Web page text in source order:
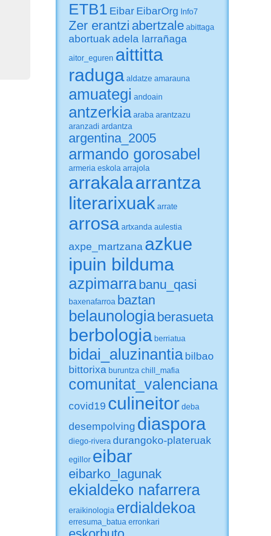
ETB1 Eibar EibarOrg Info7
Zer erantzi abertzale abittaga
abortuak adela larrañaga
aitor_eguren aittitta
raduga aldatze amarauna
amuategi andoain
antzerkia araba arantzazu
aranzadi ardantza
argentina_2005
armando gorosabel
armeria eskola arrajola
arrakalaarrantza
literarixuak arrate
arrosa artxanda aulestia
axpe_martzana azkue
ipuin bilduma
azpimarra banu_qasi
baxenafarroa baztan
belaunologia berasueta
berbologia berriatua
bidai_aluzinantia bilbao
bittorixa buruntza chill_mafia
comunitat_valenciana
covid19 culineitor deba
desempolving diaspora
diego-rivera durangoko-plateruak
egillor eibar
eibarko_lagunak
ekialdeko nafarrera
eraikinologia erdialdekoa
erresuma_batua erronkari